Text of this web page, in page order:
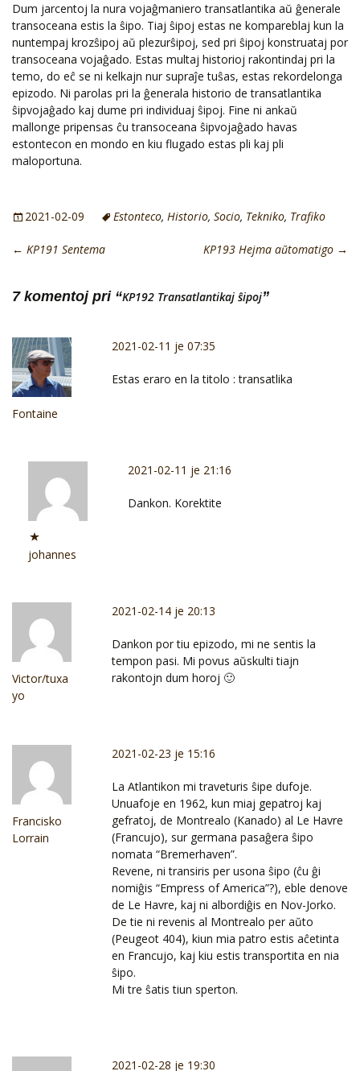
Dum jarcentoj la nura vojaĝmaniero transatlantika aŭ ĝenerale
transoceana estis la ŝipo. Tiaj ŝipoj estas ne kompareblaj kun la
nuntempaj krozŝipoj aŭ plezurŝipoj, sed pri ŝipoj konstruataj por
transoceana vojaĝado. Estas multaj historioj rakontindaj pri la
temo, do eĉ se ni kelkajn nur supraĵe tuŝas, estas rekordelonga
epizodo. Ni parolas pri la ĝenerala historio de transatlantika
ŝipvojaĝado kaj dume pri individuaj ŝipoj. Fine ni ankaŭ
mallonge pripensas ĉu transoceana ŝipvojaĝado havas
estontecon en mondo en kiu flugado estas pli kaj pli
maloportuna.
2021-02-09 Estonteco, Historio, Socio, Tekniko, Trafiko
← KP191 Sentema KP193 Hejma aŭtomatigo →
7 komentoj pri “KP192 Transatlantikaj ŝipoj”
Fontaine
2021-02-11 je 07:35
Estas eraro en la titolo : transatlika
johannes
2021-02-11 je 21:16
Dankon. Korektite
Victor/tuxa
yo
2021-02-14 je 20:13
Dankon por tiu epizodo, mi ne sentis la
tempon pasi. Mi povus aŭskulti tiajn
rakontojn dum horoj 🙂
Francisko
Lorrain
2021-02-23 je 15:16
La Atlantikon mi traveturis ŝipe dufoje.
Unuafoje en 1962, kun miaj gepatroj kaj
gefratoj, de Montrealo (Kanado) al Le Havre
(Francujo), sur germana pasaĝera ŝipo
nomata “Bremerhaven”.
Revene, ni transiris per usona ŝipo (ĉu ĝi
nomiĝis “Empress of America”?), eble denove
de Le Havre, kaj ni albordiĝis en Nov-Jorko.
De tie ni revenis al Montrealo per aŭto
(Peugeot 404), kiun mia patro estis aĉetinta
en Francujo, kaj kiu estis transportita en nia
ŝipo.
Mi tre ŝatis tiun sperton.
2021-02-28 je 19:30